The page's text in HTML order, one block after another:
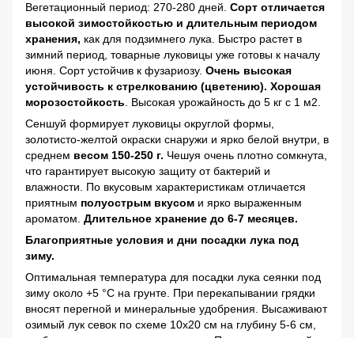
Вегетационный период: 270-280 дней. Cорт отличается
высокой зимостойкостью и длительным периодом
хранения, как для подзимнего лука. Быстро растет в
зимний период, товарные луковицы уже готовы к началу
июня. Сорт устойчив к фузариозу. Очень высокая
устойчивость к стрелкованию (цветению). Хорошая
морозостойкость . Высокая урожайность до 5 кг с 1 м2.
Сеншуй формирует луковицы округлой формы,
золотисто-желтой окраски снаружи и ярко белой внутри, в
среднем весом 150-250 г. Чешуя очень плотно сомкнута,
что гарантирует высокую защиту от бактерий и
влажности. По вкусовым характеристикам отличается
приятным полуострым вкусом и ярко выраженным
ароматом. Длительное хранение до 6-7 месяцев.
Благоприятные условия и дни посадки лука под
зиму.
Оптимальная температура для посадки лука сеянки под
зиму около +5 °C на грунте. При перекапывании грядки
вносят перегной и минеральные удобрения. Высаживают
озимый лук севок по схеме 10х20 см на глубину 5-6 см,